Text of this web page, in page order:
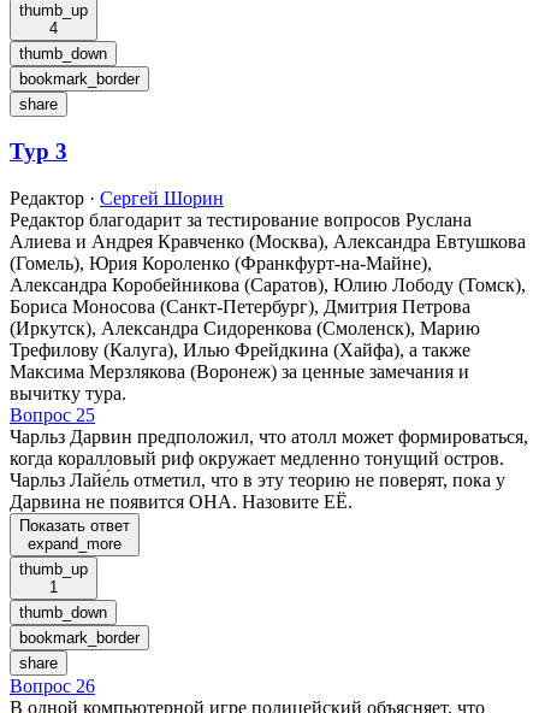
thumb_up
4
thumb_down
bookmark_border
share
Тур 3
Редактор · Сергей Шорин
Редактор благодарит за тестирование вопросов Руслана
Алиева и Андрея Кравченко (Москва), Александра Евтушкова
(Гомель), Юрия Короленко (Франкфурт-на-Майне),
Александра Коробейникова (Саратов), Юлию Лободу (Томск),
Бориса Моносова (Санкт-Петербург), Дмитрия Петрова
(Иркутск), Александра Сидоренкова (Смоленск), Марию
Трефилову (Калуга), Илью Фрейдкина (Хайфа), а также
Максима Мерзлякова (Воронеж) за ценные замечания и
вычитку тура.
Вопрос 25
Чарльз Дарвин предположил, что атолл может формироваться,
когда коралловый риф окружает медленно тонущий остров.
Чарльз Лайе́ль отметил, что в эту теорию не поверят, пока у
Дарвина не появится ОНА. Назовите ЕЁ.
Показать ответ
expand_more
thumb_up
1
thumb_down
bookmark_border
share
Вопрос 26
В одной компьютерной игре полицейский объясняет, что